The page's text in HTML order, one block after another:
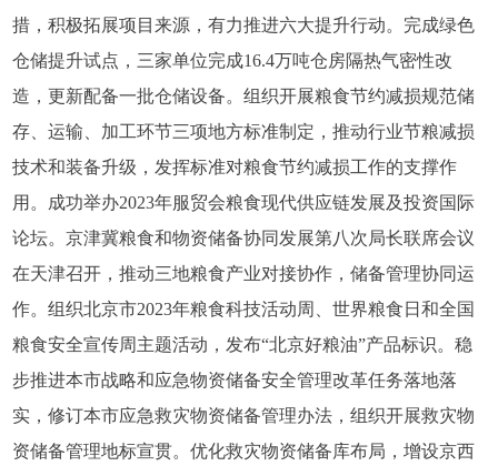
措，积极拓展项目来源，有力推进六大提升行动。完成绿色
仓储提升试点，三家单位完成16.4万吨仓房隔热气密性改
造，更新配备一批仓储设备。组织开展粮食节约减损规范储
存、运输、加工环节三项地方标准制定，推动行业节粮减损
技术和装备升级，发挥标准对粮食节约减损工作的支撑作
用。成功举办2023年服贸会粮食现代供应链发展及投资国际
论坛。京津冀粮食和物资储备协同发展第八次局长联席会议
在天津召开，推动三地粮食产业对接协作，储备管理协同运
作。组织北京市2023年粮食科技活动周、世界粮食日和全国
粮食安全宣传周主题活动，发布“北京好粮油”产品标识。稳
步推进本市战略和应急物资储备安全管理改革任务落地落
实，修订本市应急救灾物资储备管理办法，组织开展救灾物
资储备管理地标宣贯。优化救灾物资储备库布局，增设京西